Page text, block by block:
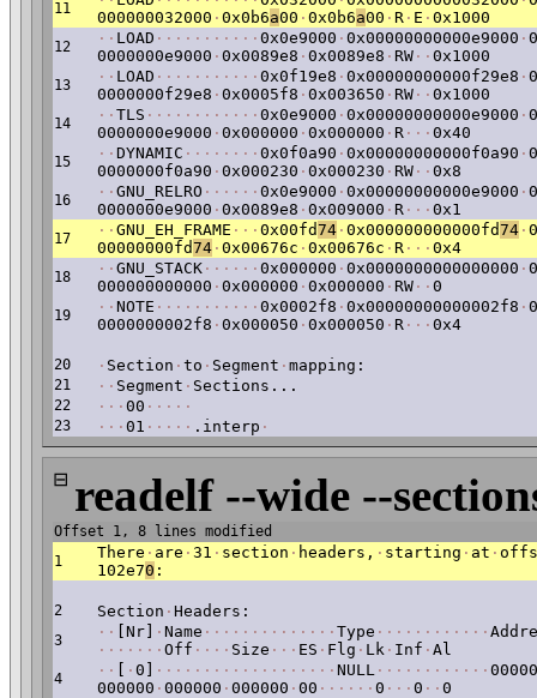
11
000000032000 · 0x0b6a00 · 0x0b6a00 · R · E · 0x1000
12 · · LOAD · · · · · · · · · · · 0x0e9000 · 0x00000000000e9000 ·
0000000e9000 · 0x0089e8 · 0x0089e8 · RW · · 0x1000
13 · · LOAD · · · · · · · · · · · 0x0f19e8 · 0x00000000000f29e8 ·
0000000f29e8 · 0x0005f8 · 0x003650 · RW · · 0x1000
14 · · TLS · · · · · · · · · · · · 0x0e9000 · 0x00000000000e9000 ·
0000000e9000 · 0x000000 · 0x000000 · R · · · 0x40
15 · · DYNAMIC · · · · · · · · 0x0f0a90 · 0x00000000000f0a90 ·
0000000f0a90 · 0x000230 · 0x000230 · RW · · 0x8
16 · · GNU_RELRO · · · · · · 0x0e9000 · 0x00000000000e9000 ·
0000000e9000 · 0x0089e8 · 0x009000 · R · · · 0x1
17 · · GNU_EH_FRAME · · · 0x00fd74 · 0x000000000000fd74 ·
00000000fd74 · 0x00676c · 0x00676c · R · · · 0x4
18 · · GNU_STACK · · · · · · 0x000000 · 0x0000000000000000 ·
000000000000 · 0x000000 · 0x000000 · RW · · 0
19 · · NOTE · · · · · · · · · · · 0x0002f8 · 0x00000000000002f8 ·
0000000002f8 · 0x000050 · 0x000050 · R · · · 0x4
20 · Section · to · Segment · mapping:
21 · · Segment · Sections...
22 · · · 00 · · · · ·
23 · · · 01 · · · · · .interp ·
⊟ readelf --wide --
Offset 1, 8 lines modified
1
There · are · 31 · section · headers, · starting · at ·
102e70 :
2 Section · Headers:
3 · · [Nr] · Name · · · · · · · · · · · · · · Type · · · · · · · · · · · ·
· · · · · · · Off · · · · Size · · · ES · Flg · Lk · Inf · Al
4 · · · 0] · · · · · · · · · · · · · · · · · · · NULL · · · · · · · · · · · ·
000000 · 000000 · 000000 · 00 · · · · · · 0 · · · 0 · · 0